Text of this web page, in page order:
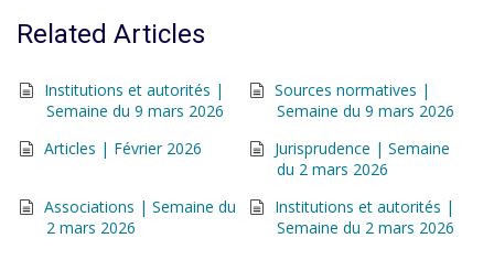
Related Articles
Institutions et autorités |
Semaine du 9 mars 2026
Sources normatives |
Semaine du 9 mars 2026
Articles | Février 2026
Jurisprudence | Semaine
du 2 mars 2026
Associations | Semaine du
2 mars 2026
Institutions et autorités |
Semaine du 2 mars 2026